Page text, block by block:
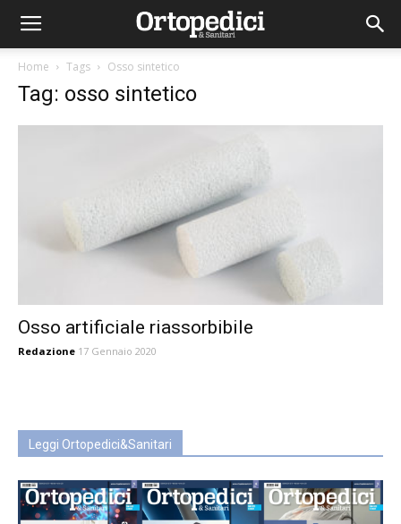
Home Tags Osso sintetico
Tag: osso sintetico
Osso artificiale riassorbibile
Redazione 17 Gennaio 2020
Leggi Ortopedici&Sanitari